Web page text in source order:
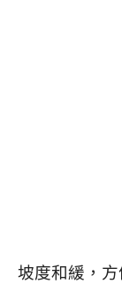
坡度和緩，